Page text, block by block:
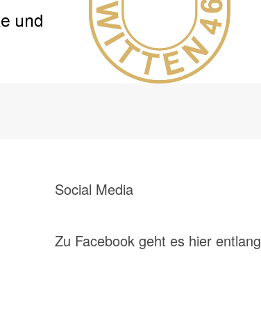
Social Media
Zu Facebook geht es hier entlang